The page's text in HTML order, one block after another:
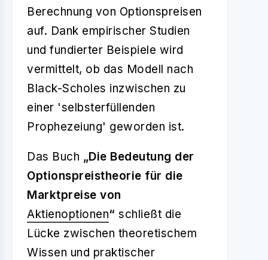
Berechnung von Optionspreisen
auf. Dank empirischer Studien
und fundierter Beispiele wird
vermittelt, ob das Modell nach
Black-Scholes inzwischen zu
einer 'selbsterfüllenden
Prophezeiung' geworden ist.
Das Buch „Die Bedeutung der
Optionspreistheorie für die
Marktpreise von
Aktienoptionen“ schließt die
Lücke zwischen theoretischem
Wissen und praktischer